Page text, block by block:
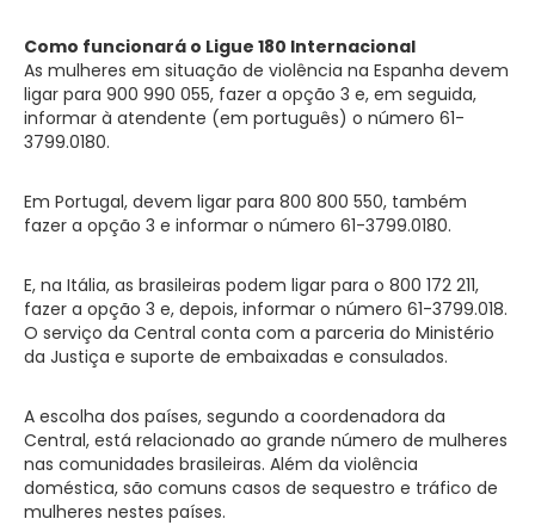
Como funcionará o Ligue 180 Internacional
As mulheres em situação de violência na Espanha devem
ligar para 900 990 055, fazer a opção 3 e, em seguida,
informar à atendente (em português) o número 61-
3799.0180.
Em Portugal, devem ligar para 800 800 550, também
fazer a opção 3 e informar o número 61-3799.0180.
E, na Itália, as brasileiras podem ligar para o 800 172 211,
fazer a opção 3 e, depois, informar o número 61-3799.018.
O serviço da Central conta com a parceria do Ministério
da Justiça e suporte de embaixadas e consulados.
A escolha dos países, segundo a coordenadora da
Central, está relacionado ao grande número de mulheres
nas comunidades brasileiras. Além da violência
doméstica, são comuns casos de sequestro e tráfico de
mulheres nestes países.